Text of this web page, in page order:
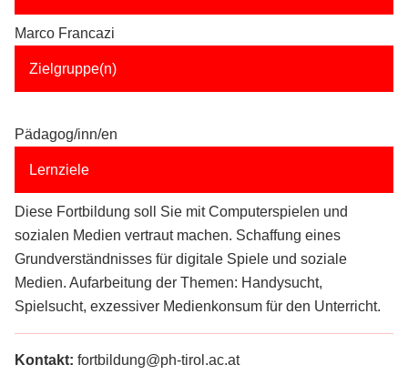
Marco Francazi
Zielgruppe(n)
Pädagog/inn/en
Lernziele
Diese Fortbildung soll Sie mit Computerspielen und
sozialen Medien vertraut machen. Schaffung eines
Grundverständnisses für digitale Spiele und soziale
Medien. Aufarbeitung der Themen: Handysucht,
Spielsucht, exzessiver Medienkonsum für den Unterricht.
Kontakt: fortbildung@ph-tirol.ac.at